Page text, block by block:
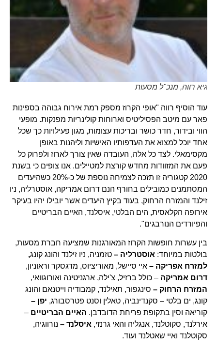
גיא רווה, מנכ"ל מסעות
עוד הוסיף רווה "אופי הקרוז מספק רמת אירוח גבוהה בספינות
פאר עם מיטב הפסיליטיס וארוחות קולינריות מפנקות. מופעי
הווי ובידור, חדר כושר ובריכות עצומות, מגון פעילויות כך שכל
אחד יוכל למצוא את העדפותיו האישיות וליהנות באופן
מקסימאלי. לצד כל אלה, העובדה שאין צורך לארוז ולפרוק כל
פעם את המזוודות מחדש קורצת למטיילים. אנו צופים כי בשנת
2020 קטגוריה זו תזכה לצמיחה נוספת של כ-20% כשהיעדים
המסתמנים כמובילים בחורף הנם דרום אמריקה, אוסטרליה, ניו
זילנד והמזרח הרחוק, בעוד בקיץ היעדים אשר יובילו יהיו בעיקר
אירופה הקלאסית, הים הבלטי, איסלנד, האיים הבריטיים
והפיורדים הנורבגים".
בין עשרות חופשות הקרוז המאורגנות שמציעה חברת מסעות,
בולטות במיוחד: אוסטרליה – טזמניה, ניו זילנד והונג קונג,
למזרח אפריקה – איי סיישל, מאוריציוס, מדגסקר וראוניון,
דרום אמריקה – כולל ברזיל, צ'ילה, ארגניטינה ואורוגוואי,
המזרח הרחוק – סינגפור, תאילנד, קמבודיה וייטנאם והונג
קונג, ים בלטי – סקנדינביה, טאלין וסנט פטרסבורג, יפן –
קוריאה וסין בתקופת פריחת הדובדבן. האיים הבריטיים –
אירלנד, סקוטלנד, אנגליה והאי גרנזי, איסלנד – נורווגיה,
סקוטלנד ואיי שאטלנד ועוד.